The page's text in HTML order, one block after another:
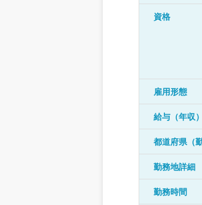
資格
雇用形態
給与（年収）
都道府県（
勤務地詳細
勤務時間